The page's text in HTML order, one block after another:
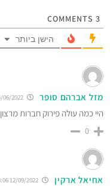
3
הישן ביותר
מזל אברהם סופר
היי כמה עולה פירוק חברות מרצון
0
אחיאל ארקין